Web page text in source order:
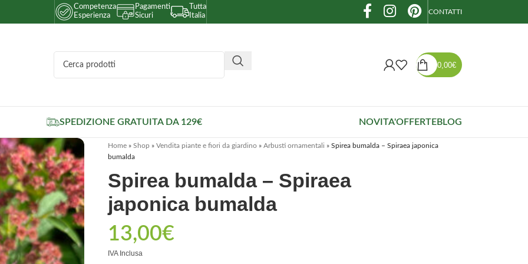
Competenza
Esperienza
Pagamenti
Sicuri
Tutta
Italia
CONTATTI
0,00€
SPEDIZIONE GRATUITA DA 129€ NOVITA'OFFERTEBLOG
Home » Shop » Vendita piante e fiori da giardino » Arbusti ornamentali » Spirea bumalda – Spiraea japonica
bumalda
Spirea bumalda – Spiraea
japonica bumalda
13,00€
IVA Inclusa